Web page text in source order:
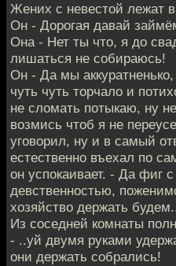
Жених с невестой лежат
Он - Дорогая давай
Она - Нет ты что, я до
лишаться не собираюсь!
Он - Да мы
чуть чуть торчало и
не сломать потыкаю, ну
возмись чтоб я не
уговорил, ну и в самый
естественно въехал по
он успокаивает. - Да фиг
девственностью,
хозяйство держать
Из соседней комнаты
- ..уй двумя руками
они держать собрались!